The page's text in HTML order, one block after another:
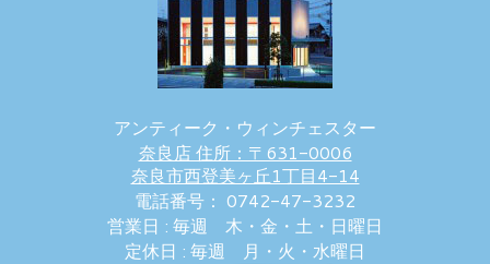
アンティーク・ウィンチェスター
奈良店 住所：〒631-0006
奈良市西登美ヶ丘1丁目4-14
電話番号： 0742-47-3232
営業日 : 毎週 木・金・土・日曜日
定休日 : 毎週 月・火・水曜日